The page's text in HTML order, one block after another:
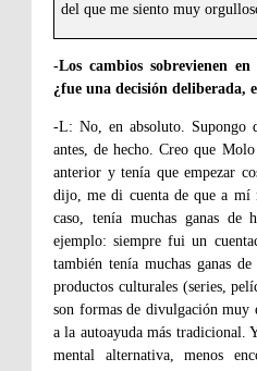
del que me siento muy
-Los cambios sobrevienen
¿fue una decisión deliberada,
-L: No, en absoluto. Supongo
antes, de hecho. Creo que
anterior y tenía que empezar
dijo, me di cuenta de que a mí
caso, tenía muchas ganas de
ejemplo: siempre fui un
también tenía muchas ganas
productos culturales (series,
son formas de divulgación muy
a la autoayuda más tradicional.
mental alternativa, menos